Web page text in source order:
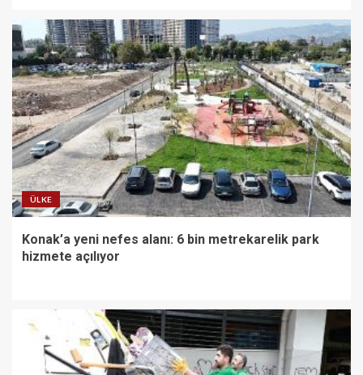
ÜLKE
Konak’a yeni nefes alanı: 6 bin metrekarelik park
hizmete açılıyor